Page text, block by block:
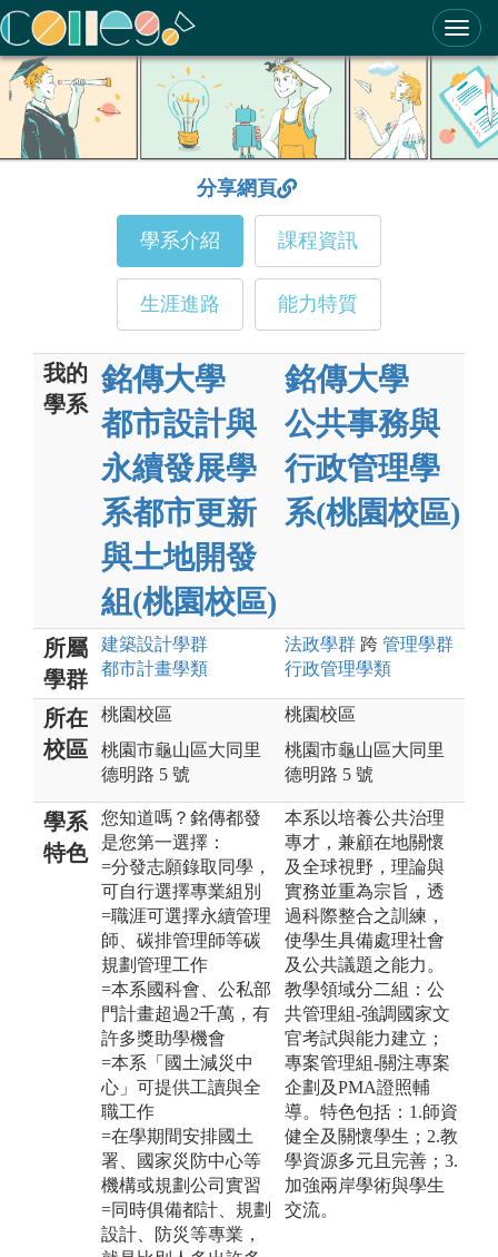
ColleGo! 大學選才與高中育才輔助系統
分享網頁
學系介紹 課程資訊
生涯進路 能力特質
我的
學系
銘傳大學
都市設計與
永續發展學
系都市更新
與土地開發
組(桃園校區)
銘傳大學
公共事務與
行政管理學
系(桃園校區)
所屬
學群
建築設計學群
都市計畫學類
法政學群 跨 管理學群
行政管理學類
所在
校區
桃園校區
桃園市龜山區大同里
德明路 5 號
桃園校區
桃園市龜山區大同里
德明路 5 號
學系
特色
您知道嗎？銘傳都發
是您第一選擇：
=分發志願錄取同學，
可自行選擇專業組別
=職涯可選擇永續管理
師、碳排管理師等碳
規劃管理工作
=本系國科會、公私部
門計畫超過2千萬，有
許多獎助學機會
=本系「國土減災中
心」可提供工讀與全
職工作
=在學期間安排國土
署、國家災防中心等
機構或規劃公司實習
=同時俱備都計、規劃
設計、防災等專業，
本系以培養公共治理
專才，兼顧在地關懷
及全球視野，理論與
實務並重為宗旨，透
過科際整合之訓練，
使學生具備處理社會
及公共議題之能力。
教學領域分二組：公
共管理組-強調國家文
官考試與能力建立；
專案管理組-關注專案
企劃及PMA證照輔
導。特色包括：1.師資
健全及關懷學生；2.教
學資源多元且完善；3.
加強兩岸學術與學生
交流。